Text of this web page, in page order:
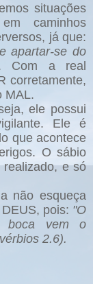
situações
caminhos
já que:
apartar-se do
Com a real
corretamente,
MAL.
ele possui
Ele é
que acontece
O sábio
e só
não esqueça
pois: "O
boca vem o
2.6).